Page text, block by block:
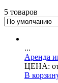
5 товаров
...
Аренда
ЦЕНА:
В